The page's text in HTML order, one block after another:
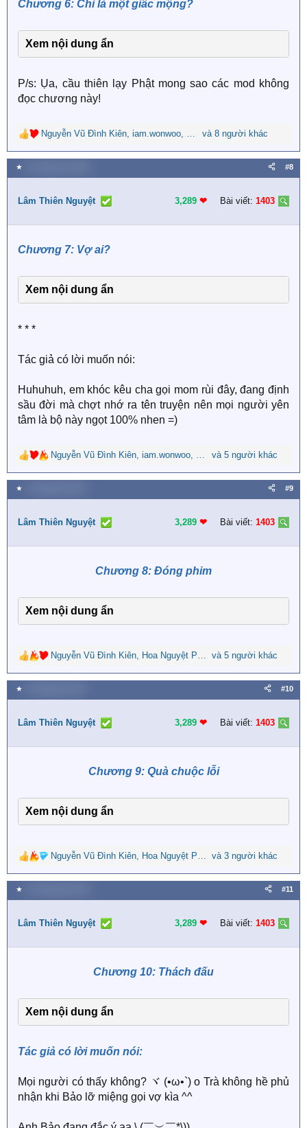
:Chương 6: Chỉ là một giấc mộng?
Xem nội dung ẩn
P/s: Ụa, cầu thiên lạy Phật mong sao các mod không
đọc chương này!
R
e
a
c
i
n
:
Nguyễn Vũ Đình Kiên, iam.wonwoo, Nguyễn Ngọc Nguyên
và 8 người khác
★ #8
Lâm Thiên Nguyệt 3,289 ❤︎ Bài viết: 1403
Chương 7: Vợ ai?
Xem nội dung ẩn
* * *
Tác giả có lời muốn nói:
Huhuhuh, em khóc kêu cha gọi mom rùi đây, đang định
sầu đời mà chợt nhớ ra tên truyện nên mọi người yên
tâm là bộ này ngọt 100% nhen =)
R
e
a
c
i
n
Nguyễn Vũ Đình Kiên, iam.wonwoo, Nguyễn Ngọc Nguyên
và 5 người khác
★ #9
Lâm Thiên Nguyệt 3,289 ❤︎ Bài viết: 1403
Chương 8: Đóng phim
Xem nội dung ẩn
R
e
a
c
i
n
Nguyễn Vũ Đình Kiên, Hoa Nguyệt Phụng , LỤC TIỂU HỒNG
và 5 người khác
★ #10
Lâm Thiên Nguyệt 3,289 ❤︎ Bài viết: 1403
Chương 9: Quà chuộc lỗi
Xem nội dung ẩn
R
e
a
c
i
n
Nguyễn Vũ Đình Kiên, Hoa Nguyệt Phụng , LỤC TIỂU HỒNG
và 3 người khác
★ #11
Lâm Thiên Nguyệt 3,289 ❤︎ Bài viết: 1403
Chương 10: Thách đấu
Xem nội dung ẩn
Tác giả có lời muốn nói:
Mọi người có thấy không? ヾ (•ω•`) o Trà không hề phủ
nhận khi Bảo lỡ miệng gọi vợ kìa ^^